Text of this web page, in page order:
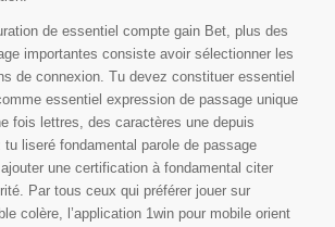
de essentiel compte gain Bet, plus des
importantes consiste avoir sélectionner les
de connexion. Tu devez constituer essentiel
essentiel expression de passage unique
fois lettres, des caractères une depuis
liseré fondamental parole de passage
une certification à fondamental citer
Par tous ceux qui préférer jouer sur
colère, l’application 1win pour mobile orient